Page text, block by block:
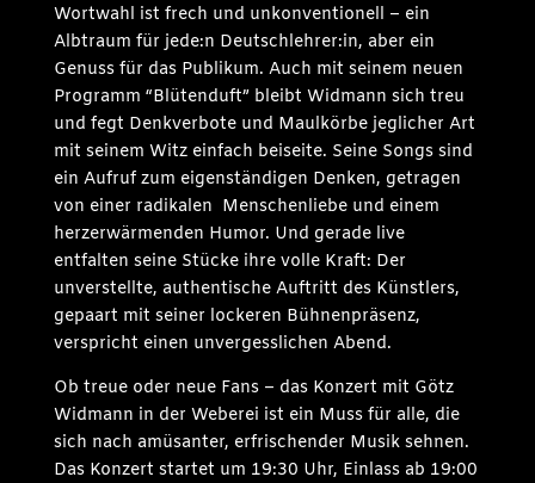
Wortwahl ist frech und unkonventionell – ein
Albtraum für jede:n Deutschlehrer:in, aber ein
Genuss für das Publikum. Auch mit seinem neuen
Programm “Blütenduft” bleibt Widmann sich treu
und fegt Denkverbote und Maulkörbe jeglicher Art
mit seinem Witz einfach beiseite. Seine Songs sind
ein Aufruf zum eigenständigen Denken, getragen
von einer radikalen Menschenliebe und einem
herzerwärmenden Humor. Und gerade live
entfalten seine Stücke ihre volle Kraft: Der
unverstellte, authentische Auftritt des Künstlers,
gepaart mit seiner lockeren Bühnenpräsenz,
verspricht einen unvergesslichen Abend.
Ob treue oder neue Fans – das Konzert mit Götz
Widmann in der Weberei ist ein Muss für alle, die
sich nach amüsanter, erfrischender Musik sehnen.
Das Konzert startet um 19:30 Uhr, Einlass ab 19:00